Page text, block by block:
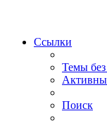
Ссылки
Темы без
Поиск